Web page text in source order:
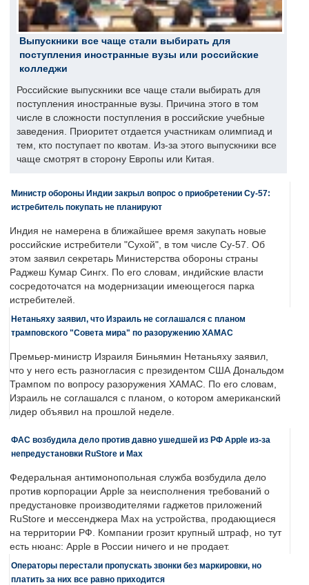
Выпускники все чаще стали выбирать для
поступления иностранные вузы или российские
колледжи
Российские выпускники все чаще стали выбирать для
поступления иностранные вузы. Причина этого в том
числе в сложности поступления в российские учебные
заведения. Приоритет отдается участникам олимпиад и
тем, кто поступает по квотам. Из-за этого выпускники все
чаще смотрят в сторону Европы или Китая.
Министр обороны Индии закрыл вопрос о приобретении Су-57:
истребитель покупать не планируют
Индия не намерена в ближайшее время закупать новые
российские истребители "Сухой", в том числе Су-57. Об
этом заявил секретарь Министерства обороны страны
Раджеш Кумар Сингх. По его словам, индийские власти
сосредоточатся на модернизации имеющегося парка
истребителей.
Нетаньяху заявил, что Израиль не соглашался с планом
трамповского "Совета мира" по разоружению ХАМАС
Премьер-министр Израиля Биньямин Нетаньяху заявил,
что у него есть разногласия с президентом США Дональдом
Трампом по вопросу разоружения ХАМАС. По его словам,
Израиль не соглашался с планом, о котором американский
лидер объявил на прошлой неделе.
ФАС возбудила дело против давно ушедшей из РФ Apple из-за
непредустановки RuStore и Max
Федеральная антимонопольная служба возбудила дело
против корпорации Apple за неисполнения требований о
предустановке производителями гаджетов приложений
RuStore и мессенджера Max на устройства, продающиеся
на территории РФ. Компании грозит крупный штраф, но тут
есть нюанс: Apple в России ничего и не продает.
Операторы перестали пропускать звонки без маркировки, но
платить за них все равно приходится